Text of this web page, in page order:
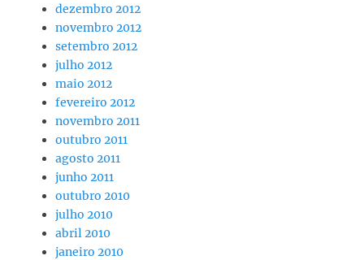
dezembro 2012
novembro 2012
setembro 2012
julho 2012
maio 2012
fevereiro 2012
novembro 2011
outubro 2011
agosto 2011
junho 2011
outubro 2010
julho 2010
abril 2010
janeiro 2010